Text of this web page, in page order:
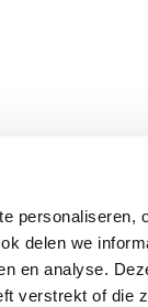
personaliseren,
delen we
en analyse.
verstrekt of die